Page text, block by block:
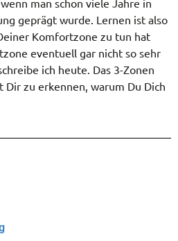
man schon viele Jahre in
geprägt wurde. Lernen ist also
Komfortzone zu tun hat
eventuell gar nicht so sehr
ich heute. Das 3-Zonen
zu erkennen, warum Du Dich